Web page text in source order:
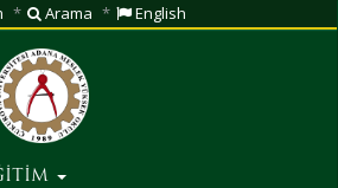
Arama English